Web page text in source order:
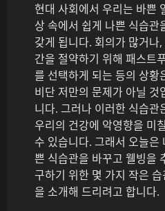
현대 사회에서 우리는 바쁜
상 속에서 쉽게 나쁜 식습관
갖게 됩니다. 회의가 많거나,
간을 절약하기 위해 패스트
를 선택하게 되는 등의 상황
비단 저만의 문제가 아닐 것
니다. 그러나 이러한 식습관
우리의 건강에 악영향을 미칠
수 있습니다. 그래서 오늘은
쁜 식습관을 바꾸고 웰빙을
구하기 위한 몇 가지 작은 습
을 소개해 드리려고 합니다.